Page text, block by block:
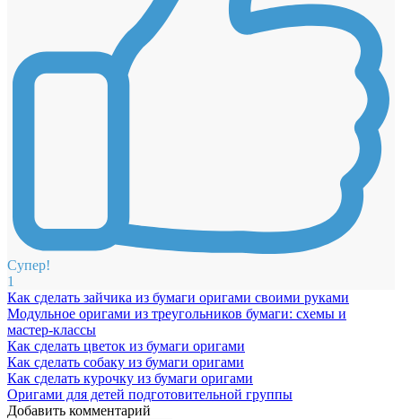
Супер!
1
Как сделать зайчика из бумаги оригами своими руками
Модульное оригами из треугольников бумаги: схемы и
мастер-классы
Как сделать цветок из бумаги оригами
Как сделать собаку из бумаги оригами
Как сделать курочку из бумаги оригами
Оригами для детей подготовительной группы
Добавить комментарий